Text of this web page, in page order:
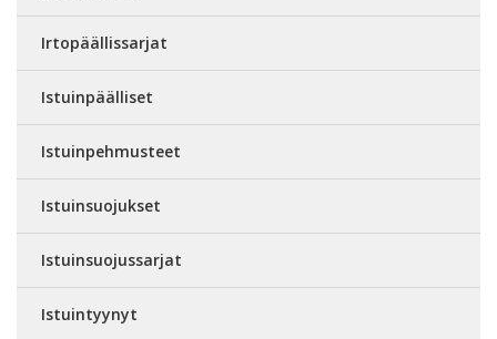
Irtopäällissarjat
Istuinpäälliset
Istuinpehmusteet
Istuinsuojukset
Istuinsuojussarjat
Istuintyynyt